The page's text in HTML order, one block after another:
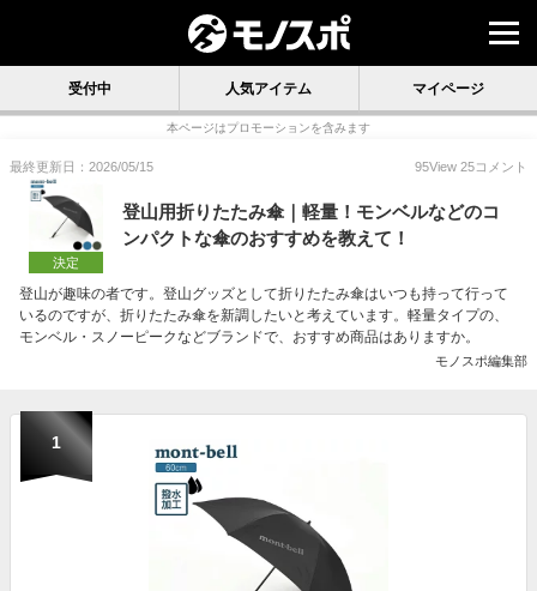
受付中 人気アイテム マイページ
本ページはプロモーションを含みます
最終更新日：2026/05/15 95View 25コメント
決定
登山用折りたたみ傘｜軽量！モンベルなどのコ
ンパクトな傘のおすすめを教えて！
登山が趣味の者です。登山グッズとして折りたたみ傘はいつも持って行って
いるのですが、折りたたみ傘を新調したいと考えています。軽量タイプの、
モンベル・スノーピークなどブランドで、おすすめ商品はありますか。
モノスポ編集部
1